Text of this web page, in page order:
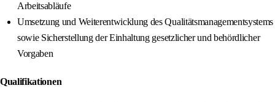
Arbeitsabläufe
Umsetzung und Weiterentwicklung des Qualitätsmanagementsystems
sowie Sicherstellung der Einhaltung gesetzlicher und behördlicher
Vorgaben
Qualifikationen